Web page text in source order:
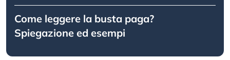
Come leggere la busta paga?
Spiegazione ed esempi